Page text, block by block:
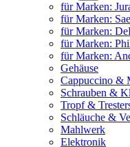
für Marken:
für Marken:
für Marken:
für Marken:
für Marken:
Gehäuse
Cappuccino &
Schrauben &
Tropf &
Schläuche &
Mahlwerk
Elektronik